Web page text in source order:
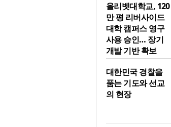
올리벳대학교, 120
만 평 리버사이드
대학 캠퍼스 영구
사용 승인… 장기
개발 기반 확보
대한민국 경찰을
품는 기도와 선교
의 현장